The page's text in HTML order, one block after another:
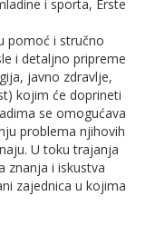
i sporta, Erste
pomoć i stručno
i detaljno pripreme
javno zdravlje,
kojim će doprineti
se omogućava
problema njihovih
U toku trajanja
znanja i iskustva
zajednica u kojima